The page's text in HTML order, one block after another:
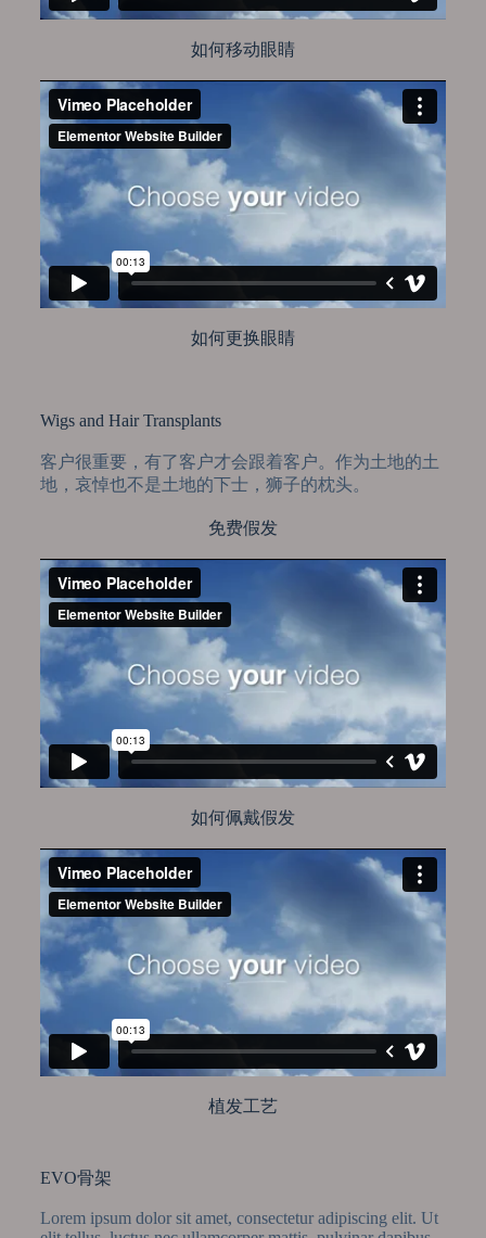
如何移动眼睛
如何更换眼睛
Wigs and Hair Transplants
客户很重要，有了客户才会跟着客户。作为土地的土
地，哀悼也不是土地的下士，狮子的枕头。
免费假发
如何佩戴假发
植发工艺
EVO骨架
Lorem ipsum dolor sit amet, consectetur adipiscing elit. Ut